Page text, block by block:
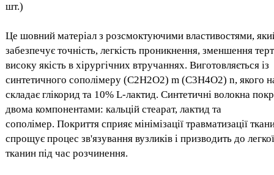
шт.)
Це шовний матеріал з розсмоктуючими властивостями,
забезпечує точність, легкість проникнення, зменшення
високу якість в хірургічних втручаннях. Виготовляється із
синтетичного сополімеру (С2Н2О2) m (C3H4O2) n, якого
складає глікорид та 10% L-лактид. Синтетичні волокна
двома компонентами: кальцій стеарат, лактид та
сополімер. Покриття сприяє мінімізації травматизації
спрощує процес зв'язування вузликів і призводить до
тканин під час розчинення.